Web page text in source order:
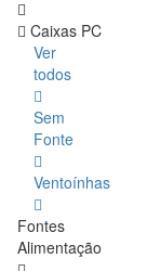
Caixas PC
Ver
todos
Sem
Fonte
Ventoínhas
Fontes
Alimentação